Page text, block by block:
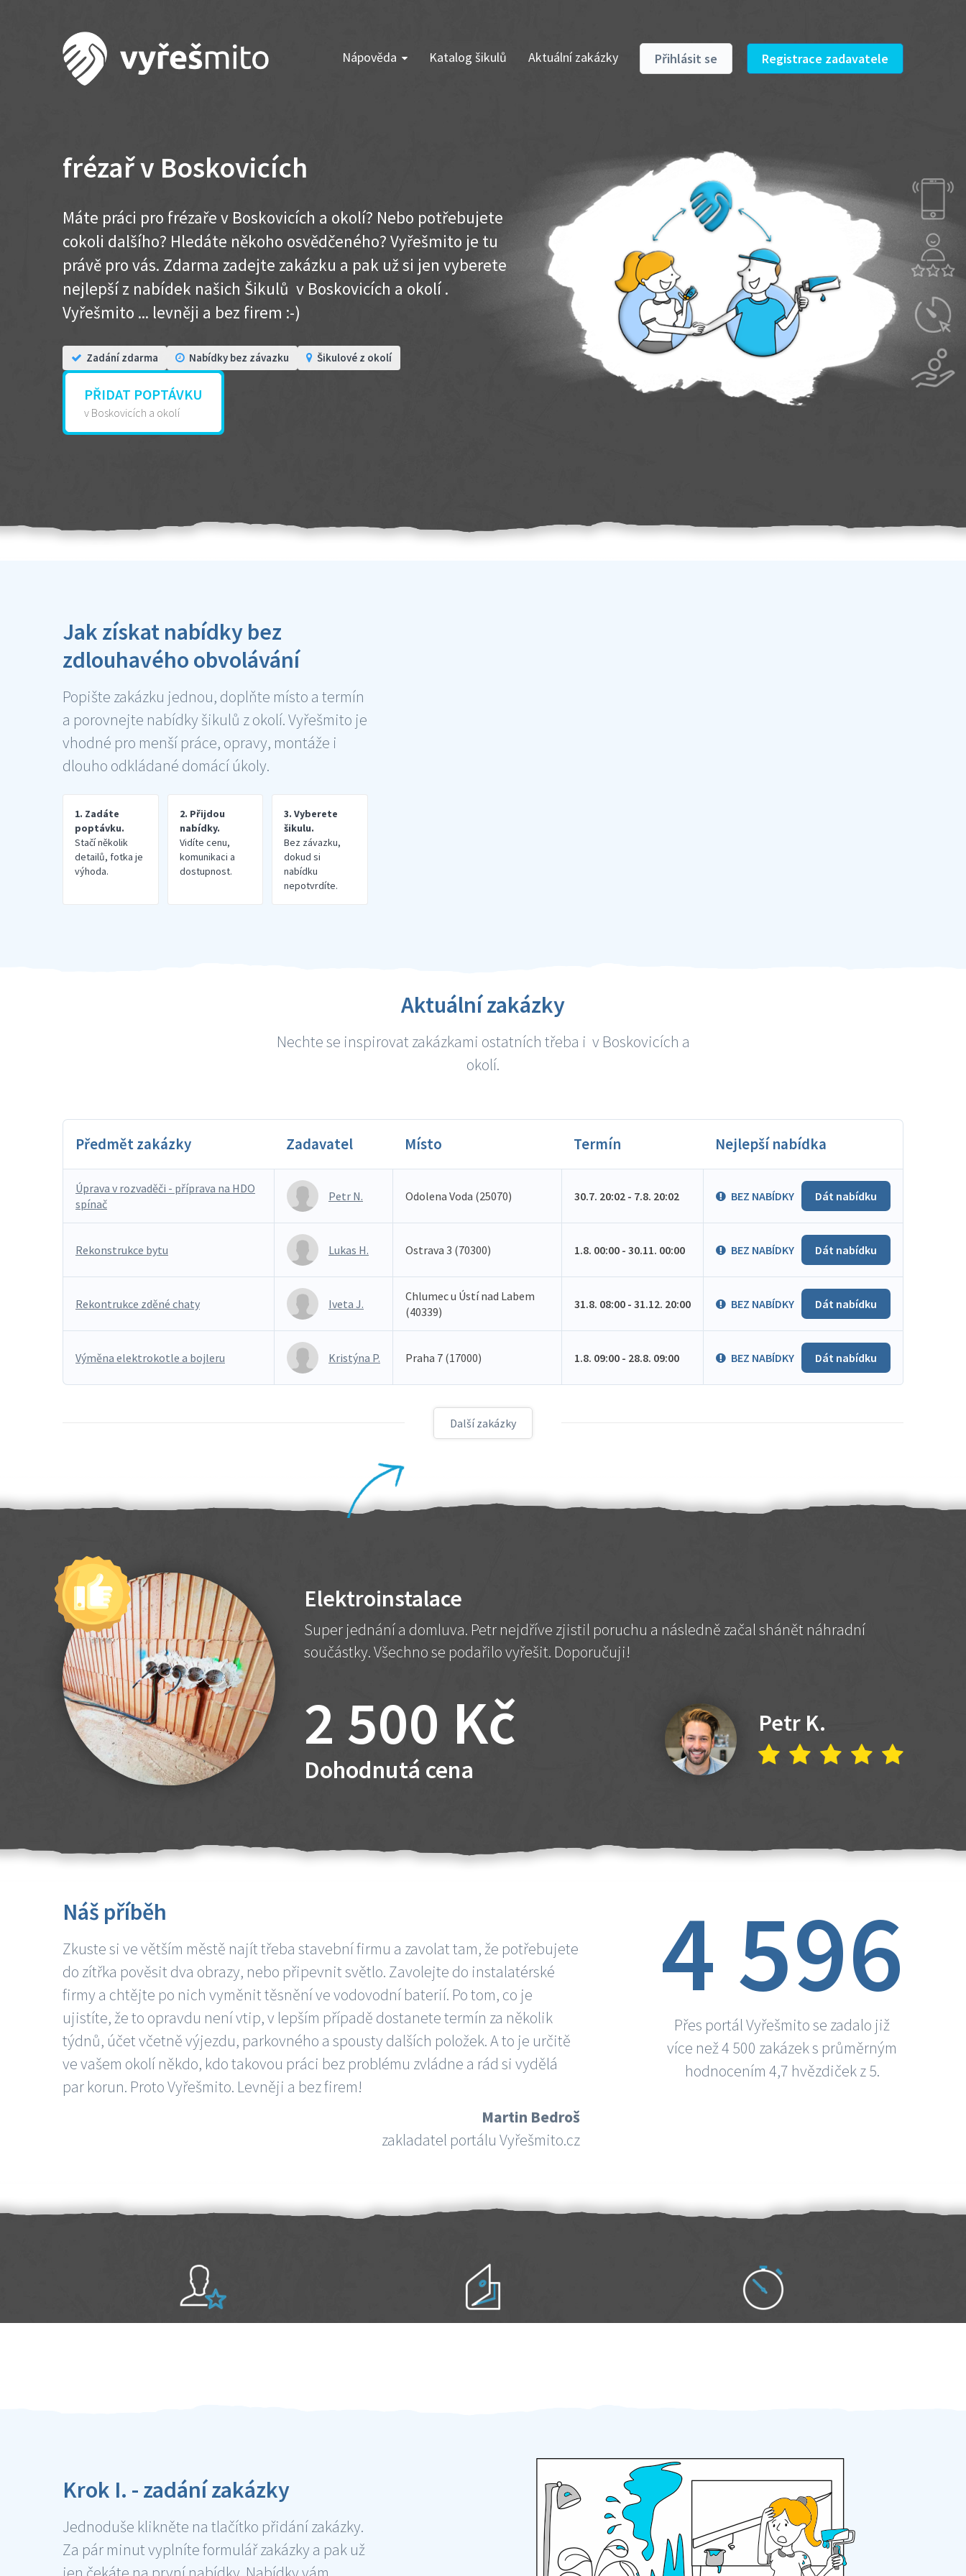
Nápověda Katalog šikulů Aktuální zakázky Přihlásit se Registrace zadavatele
frézař v Boskovicích
Máte práci pro frézaře v Boskovicích a okolí? Nebo potřebujete
cokoli dalšího? Hledáte někoho osvědčeného? Vyřešmito je tu
právě pro vás. Zdarma zadejte zakázku a pak už si jen vyberete
nejlepší z nabídek našich Šikulů v Boskovicích a okolí .
Vyřešmito ... levněji a bez firem :-)
Zadání zdarma Nabídky bez závazku Šikulové z okolí
PŘIDAT POPTÁVKU
v Boskovicích a okolí
Jak získat nabídky bez
zdlouhavého obvolávání
Popište zakázku jednou, doplňte místo a termín
a porovnejte nabídky šikulů z okolí. Vyřešmito je
vhodné pro menší práce, opravy, montáže i
dlouho odkládané domácí úkoly.
1. Zadáte
poptávku.
Stačí několik
detailů, fotka je
výhoda.
2. Přijdou
nabídky.
Vidíte cenu,
komunikaci a
dostupnost.
3. Vyberete
šikulu.
Bez závazku,
dokud si
nabídku
nepotvrdíte.
Aktuální zakázky
Nechte se inspirovat zakázkami ostatních třeba i v Boskovicích a
okolí.
Předmět zakázky Zadavatel Místo Termín Nejlepší nabídka
Úprava v rozvaděči - příprava na HDO
spínač
Petr N. Odolena Voda (25070) 30.7. 20:02 - 7.8. 20:02 BEZ NABÍDKY Dát nabídku
Rekonstrukce bytu Lukas H. Ostrava 3 (70300) 1.8. 00:00 - 30.11. 00:00 BEZ NABÍDKY Dát nabídku
Rekontrukce zděné chaty Iveta J.
Chlumec u Ústí nad Labem
(40339)
31.8. 08:00 - 31.12. 20:00 BEZ NABÍDKY Dát nabídku
Výměna elektrokotle a bojleru Kristýna P. Praha 7 (17000) 1.8. 09:00 - 28.8. 09:00 BEZ NABÍDKY Dát nabídku
Další zakázky
Elektroinstalace
Super jednání a domluva. Petr nejdříve zjistil poruchu a následně začal shánět náhradní
součástky. Všechno se podařilo vyřešit. Doporučuji!
2 500 Kč
Dohodnutá cena
Petr K.
Náš příběh
Zkuste si ve větším městě najít třeba stavební firmu a zavolat tam, že potřebujete
do zítřka pověsit dva obrazy, nebo připevnit světlo. Zavolejte do instalatérské
firmy a chtějte po nich vyměnit těsnění ve vodovodní baterií. Po tom, co je
ujistíte, že to opravdu není vtip, v lepším případě dostanete termín za několik
týdnů, účet včetně výjezdu, parkovného a spousty dalších položek. A to je určitě
ve vašem okolí někdo, kdo takovou práci bez problému zvládne a rád si vydělá
par korun. Proto Vyřešmito. Levněji a bez firem!
Martin Bedroš
zakladatel portálu Vyřešmito.cz
4 596
Přes portál Vyřešmito se zadalo již
více než 4 500 zakázek s průměrným
hodnocením 4,7 hvězdiček z 5.
Krok I. - zadání zakázky
Jednoduše klikněte na tlačítko přidání zakázky.
Za pár minut vyplníte formulář zakázky a pak už